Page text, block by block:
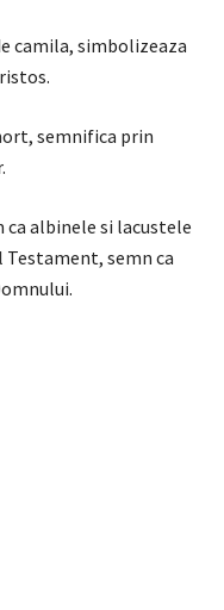
camila, simbolizeaza
semnifica prin
ca albinele si lacustele
Testament, semn ca